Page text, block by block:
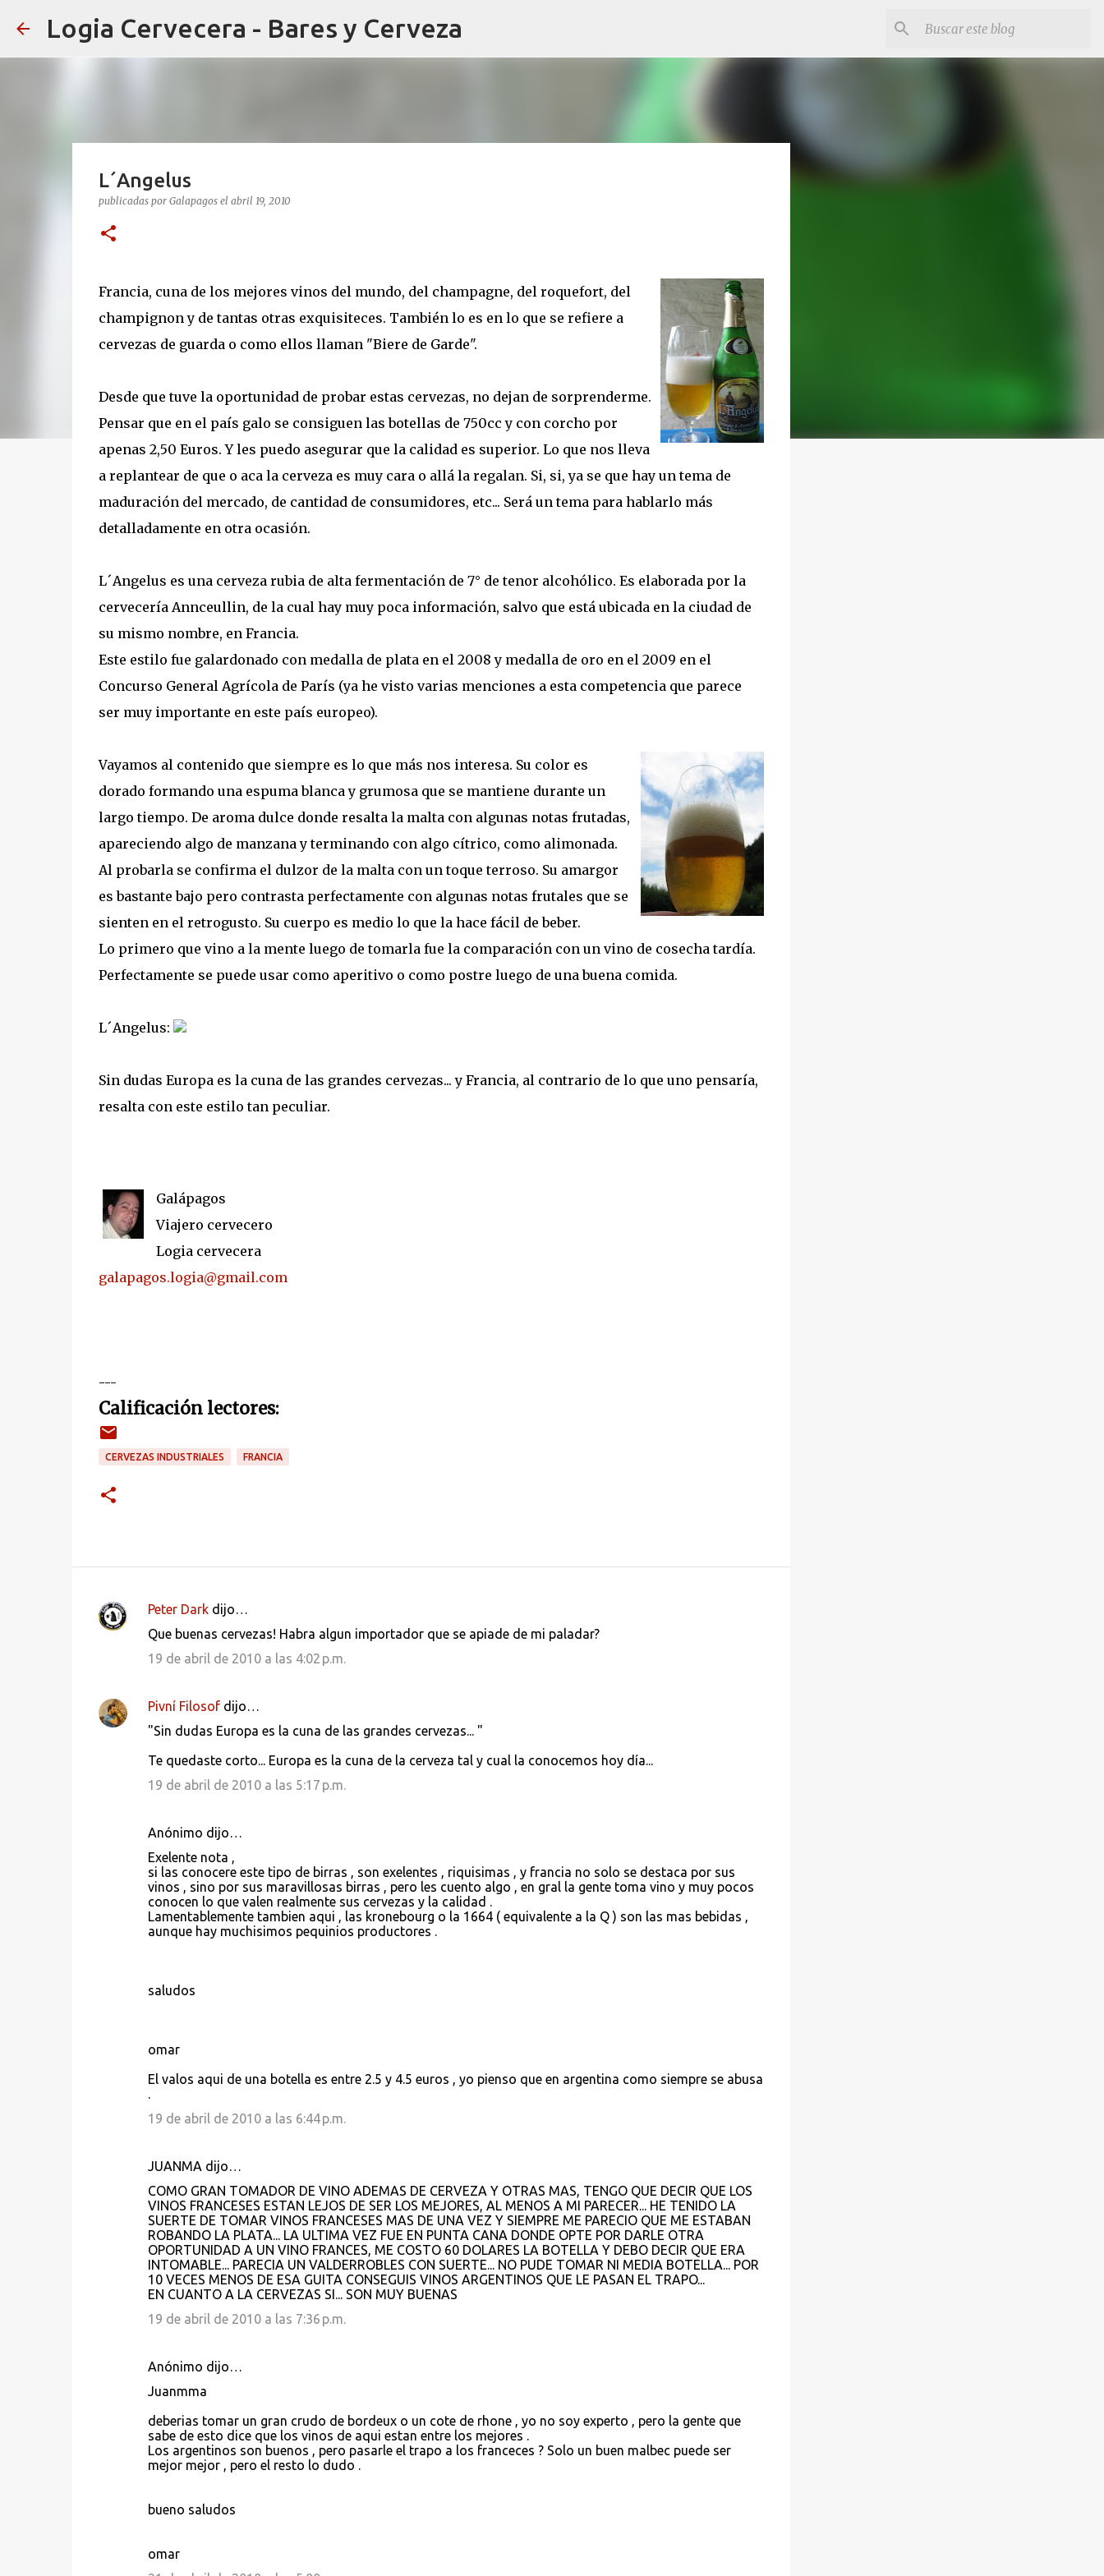
Logia Cervecera - Bares y Cerveza
L´Angelus
publicadas por Galapagos el abril 19, 2010
Francia, cuna de los mejores vinos del mundo, del champagne, del roquefort, del
champignon y de tantas otras exquisiteces. También lo es en lo que se refiere a
cervezas de guarda o como ellos llaman "Biere de Garde".
Desde que tuve la oportunidad de probar estas cervezas, no dejan de sorprenderme.
Pensar que en el país galo se consiguen las botellas de 750cc y con corcho por
apenas 2,50 Euros. Y les puedo asegurar que la calidad es superior. Lo que nos lleva
a replantear de que o aca la cerveza es muy cara o allá la regalan. Si, si, ya se que hay un tema de
maduración del mercado, de cantidad de consumidores, etc... Será un tema para hablarlo más
detalladamente en otra ocasión.
L´Angelus es una cerveza rubia de alta fermentación de 7° de tenor alcohólico. Es elaborada por la
cervecería Annceullin, de la cual hay muy poca información, salvo que está ubicada en la ciudad de
su mismo nombre, en Francia.
Este estilo fue galardonado con medalla de plata en el 2008 y medalla de oro en el 2009 en el
Concurso General Agrícola de París (ya he visto varias menciones a esta competencia que parece
ser muy importante en este país europeo).
Vayamos al contenido que siempre es lo que más nos interesa. Su color es
dorado formando una espuma blanca y grumosa que se mantiene durante un
largo tiempo. De aroma dulce donde resalta la malta con algunas notas frutadas,
apareciendo algo de manzana y terminando con algo cítrico, como alimonada.
Al probarla se confirma el dulzor de la malta con un toque terroso. Su amargor
es bastante bajo pero contrasta perfectamente con algunas notas frutales que se
sienten en el retrogusto. Su cuerpo es medio lo que la hace fácil de beber.
Lo primero que vino a la mente luego de tomarla fue la comparación con un vino de cosecha tardía.
Perfectamente se puede usar como aperitivo o como postre luego de una buena comida.
L´Angelus:
Sin dudas Europa es la cuna de las grandes cervezas... y Francia, al contrario de lo que uno pensaría,
resalta con este estilo tan peculiar.
Galápagos
Viajero cervecero
Logia cervecera
galapagos.logia@gmail.com
---
Calificación lectores:
CERVEZAS INDUSTRIALES FRANCIA
C
n
Peter Darkdijo…
Que buenas cervezas! Habra algun importador que se apiade de mi paladar?
19 de abril de 2010 a las 4:02 p.m.
Pivní Filosofdijo…
"Sin dudas Europa es la cuna de las grandes cervezas... "
Te quedaste corto... Europa es la cuna de la cerveza tal y cual la conocemos hoy día...
19 de abril de 2010 a las 5:17 p.m.
Anónimo dijo…
Exelente nota ,
si las conocere este tipo de birras , son exelentes , riquisimas , y francia no solo se destaca por sus
vinos , sino por sus maravillosas birras , pero les cuento algo , en gral la gente toma vino y muy pocos
conocen lo que valen realmente sus cervezas y la calidad .
Lamentablemente tambien aqui , las kronebourg o la 1664 ( equivalente a la Q ) son las mas bebidas ,
aunque hay muchisimos pequinios productores .
saludos
omar
El valos aqui de una botella es entre 2.5 y 4.5 euros , yo pienso que en argentina como siempre se abusa
.
19 de abril de 2010 a las 6:44 p.m.
JUANMA dijo…
COMO GRAN TOMADOR DE VINO ADEMAS DE CERVEZA Y OTRAS MAS, TENGO QUE DECIR QUE LOS
VINOS FRANCESES ESTAN LEJOS DE SER LOS MEJORES, AL MENOS A MI PARECER... HE TENIDO LA
SUERTE DE TOMAR VINOS FRANCESES MAS DE UNA VEZ Y SIEMPRE ME PARECIO QUE ME ESTABAN
ROBANDO LA PLATA... LA ULTIMA VEZ FUE EN PUNTA CANA DONDE OPTE POR DARLE OTRA
OPORTUNIDAD A UN VINO FRANCES, ME COSTO 60 DOLARES LA BOTELLA Y DEBO DECIR QUE ERA
INTOMABLE... PARECIA UN VALDERROBLES CON SUERTE... NO PUDE TOMAR NI MEDIA BOTELLA... POR
10 VECES MENOS DE ESA GUITA CONSEGUIS VINOS ARGENTINOS QUE LE PASAN EL TRAPO...
EN CUANTO A LA CERVEZAS SI... SON MUY BUENAS
19 de abril de 2010 a las 7:36 p.m.
Anónimo dijo…
Juanmma
deberias tomar un gran crudo de bordeux o un cote de rhone , yo no soy experto , pero la gente que
sabe de esto dice que los vinos de aqui estan entre los mejores .
Los argentinos son buenos , pero pasarle el trapo a los franceces ? Solo un buen malbec puede ser
mejor mejor , pero el resto lo dudo .
bueno saludos
omar